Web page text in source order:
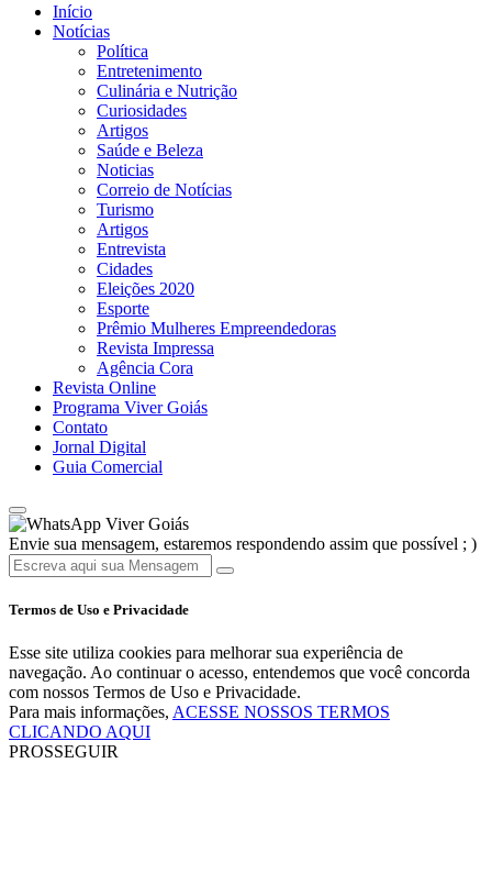
Início
Notícias
Política
Entretenimento
Culinária e Nutrição
Curiosidades
Artigos
Saúde e Beleza
Noticias
Correio de Notícias
Turismo
Artigos
Entrevista
Cidades
Eleições 2020
Esporte
Prêmio Mulheres Empreendedoras
Revista Impressa
Agência Cora
Revista Online
Programa Viver Goiás
Contato
Jornal Digital
Guia Comercial
Viver Goiás
Envie sua mensagem, estaremos respondendo assim que possível ; )
Termos de Uso e Privacidade
Esse site utiliza cookies para melhorar sua experiência de
navegação. Ao continuar o acesso, entendemos que você concorda
com nossos Termos de Uso e Privacidade.
Para mais informações, ACESSE NOSSOS TERMOS
CLICANDO AQUI
PROSSEGUIR